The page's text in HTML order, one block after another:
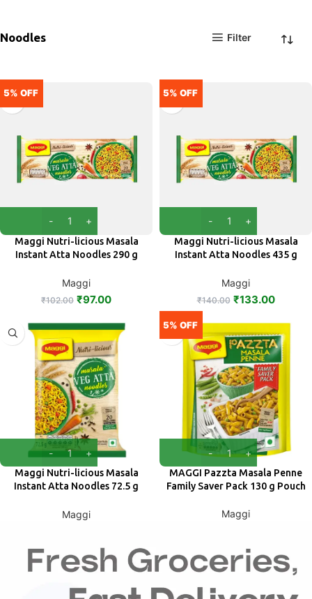
Noodles Filter
5% OFF
Maggi Nutri-licious Masala
Instant Atta Noodles 290 g
Maggi
₹102.00 ₹97.00
5% OFF
Maggi Nutri-licious Masala
Instant Atta Noodles 435 g
Maggi
₹140.00 ₹133.00
Maggi Nutri-licious Masala
Instant Atta Noodles 72.5 g
Maggi
5% OFF
MAGGI Pazzta Masala Penne
Family Saver Pack 130 g Pouch
Maggi